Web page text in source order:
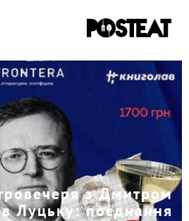
з Дмитром
Луцьку: поєднання